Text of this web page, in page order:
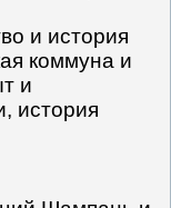
и история
коммуна и
и
история